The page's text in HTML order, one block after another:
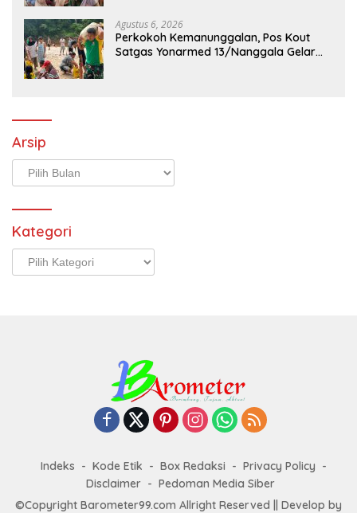
Agustus 6, 2026
Perkokoh Kemanunggalan, Pos Kout
Satgas Yonarmed 13/Nanggala Gelar
Arsip
Arsip
Kategori
Kategori
Indeks Kode Etik Box Redaksi
Privacy Policy
Disclaimer
Pedoman Media Siber
©Copyright Barometer99.com Allright Reserved || Develop by